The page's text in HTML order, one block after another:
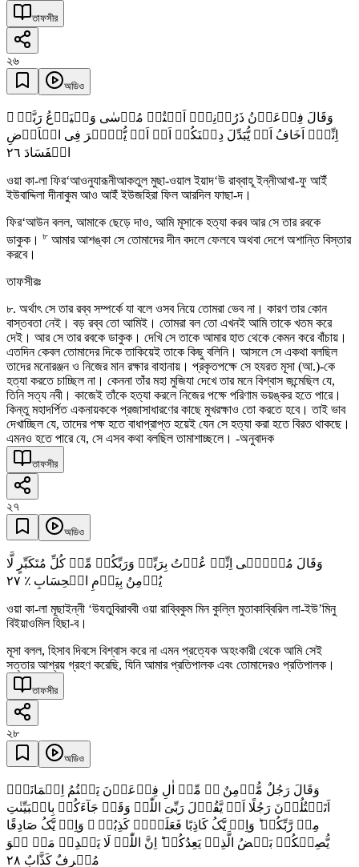
তাফসীর
২৬
অডিও
وَقَالَ فِرۡعَوۡنُ ذَرُوۡنِیۡۤ اَقۡتُلۡ مُوۡسٰی وَلۡیَدۡعُ رَبَّہٗ ۚ
اِنِّیۡۤ اَخَافُ اَنۡ یُّبَدِّلَ دِیۡنَکُمۡ اَوۡ اَنۡ یُّظۡہِرَ فِی الۡاَرۡضِ
الۡفَسَادَ ٢٦
ওয়া কা-লা ফির‘আওনুযারূনীআকতুল মুছা-ওয়াল ইয়াদ‘উ রাব্বাহূ ইন্নীআখা-ফু আইঁ
ইউবাদ্দিলা দীনাকুম আও আইঁ ইউজহিরা ফিল আরদিল ফাছা-দ।
ফির‘আউন বলল, আমাকে ছেড়ে দাও, আমি মূসাকে হত্যা করব আর সে তার রবকে
ডাকুক। ৮ আমার আশঙ্কা সে তোমাদের দীন বদলে ফেলবে অথবা দেশে অশান্তি বিস্তার
করবে।
তাফসীরঃ
৮. অর্থাৎ সে তার রব্ব সম্পর্কে যা বলে ওসব নিয়ে তোমরা ভেব না। কারণ তার কোন
বাস্তবতা নেই। বড় রব্ব তো আমিই। তোমরা বল তো এখনই আমি তাকে খতম করে
দেই। আর সে তার রবকে ডাকুক। দেখি সে তাকে আমার হাত থেকে কেমন করে বাঁচায়।
এতদিন কেবল তোমাদের দিকে তাকিয়েই তাকে কিছু বলিনি। আসলে সে একথা বলছিল
তাদের মনোরঞ্জন ও নিজের মান রক্ষার বাহানায়। প্রকৃতপক্ষে সে হযরত মূসা (আ.)-কে
হত্যা করতে চাচ্ছিল না। কেননা তাঁর মহা মুজিযা দেখে তার মনে বিশ্বাস জন্মেছিল যে,
তিনি সত্য নবী। কাজেই তাঁকে হত্যা করলে নিজের পক্ষে পরিণাম ভয়ঙ্কর হতে পারে।
কিন্তু মহাদর্পিত একনায়ককে প্রজাসাধারণের কাছে মুখরক্ষাও তো করতে হবে। তাই ভাব
দেখাচ্ছিল যে, তাদের পক্ষ হতে বাধাপ্রাপ্ত হয়েই যেন সে হত্যা করা হতে বিরত থাকছে।
এমনও হতে পারে যে, সে এসব কথা বলছিল তামাশাচ্ছলে। -অনুবাদক
তাফসীর
২৭
অডিও
وَقَالَ مُوۡسٰۤی اِنِّیۡ عُذۡتُ بِرَبِّیۡ وَرَبِّکُمۡ مِّنۡ کُلِّ مُتَکَبِّرٍ لَّا
یُؤۡمِنُ بِیَوۡمِ الۡحِسَابِ ٪ ٢٧
ওয়া কা-লা মূছাইন্নী ‘উযতুবিরাববী ওয়া রাব্বিকুম মিন কুল্লি মুতাকাব্বিরিল লা-ইউ’মিনু
বিইয়াওমিল হিছা-ব।
মূসা বলল, হিসাব দিবসে বিশ্বাস করে না এমন প্রত্যেক অহংকারী থেকে আমি সেই
সত্তার আশ্রয় গ্রহণ করেছি, যিনি আমার প্রতিপালক এবং তোমাদেরও প্রতিপালক।
তাফসীর
২৮
অডিও
وَقَالَ رَجُلٌ مُّؤۡمِنٌ ٭ۖ مِّنۡ اٰلِ فِرۡعَوۡنَ یَکۡتُمُ اِیۡمَانَہٗۤ
اَتَقۡتُلُوۡنَ رَجُلًا اَنۡ یَّقُوۡلَ رَبِّیَ اللّٰہُ وَقَدۡ جَآءَکُمۡ بِالۡبَیِّنٰتِ
مِنۡ رَّبِّکُمۡ ؕ وَاِنۡ یَّکُ کَاذِبًا فَعَلَیۡہِ کَذِبُہٗ ۚ وَاِنۡ یَّکُ صَادِقًا
یُّصِبۡکُمۡ بَعۡضُ الَّذِیۡ یَعِدُکُمۡ ؕ اِنَّ اللّٰہَ لَا یَہۡدِیۡ مَنۡ ہُوَ
مُسۡرِفٌ کَذَّابٌ ٢٨